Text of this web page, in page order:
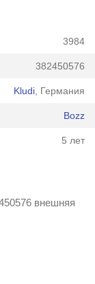
3984
382450576
Kludi , Германия
Bozz
5 лет
внешняя